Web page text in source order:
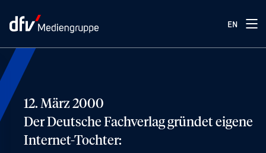
EN
12. März 2000
Der Deutsche Fachverlag gründet eigene
Internet-Tochter: